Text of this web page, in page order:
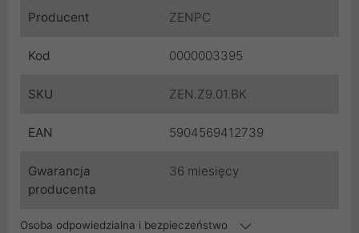
Producent ZENPC
Kod 0000003395
SKU ZEN.Z9.01.BK
EAN 5904569412739
Gwarancja
producenta
36 miesięcy
Osoba odpowiedzialna i bezpieczeństwo